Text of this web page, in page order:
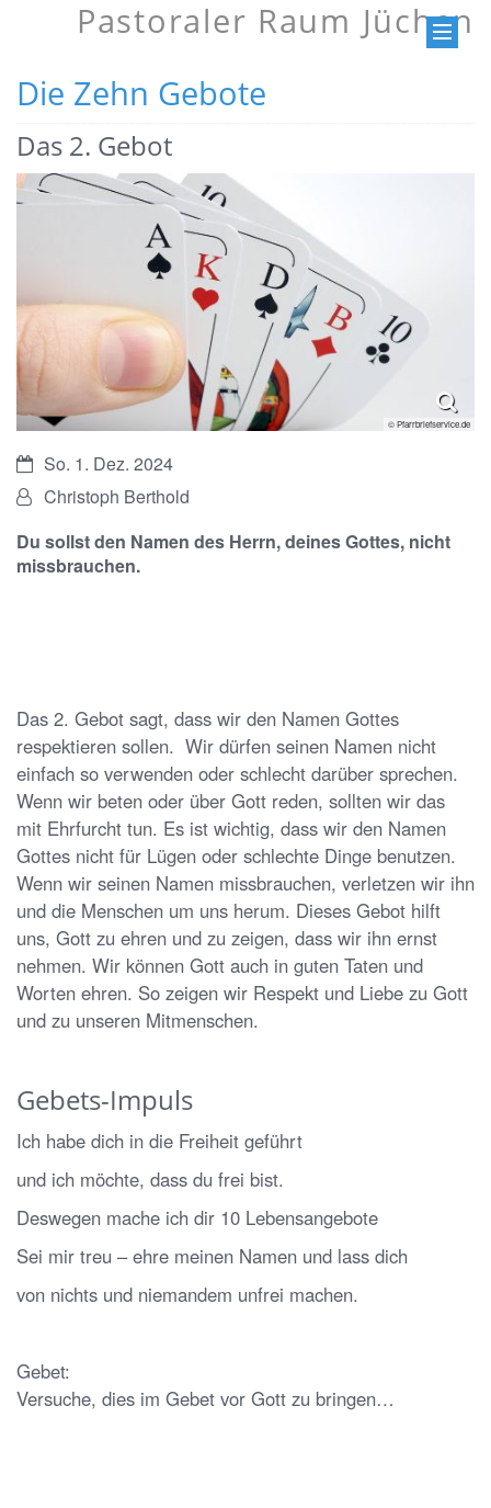
Pastoraler Raum Jüchen
Die Zehn Gebote
Das 2. Gebot
© Pfarrbriefservice.de
Datum:So. 1. Dez. 2024
Von:Christoph Berthold
Du sollst den Namen des Herrn, deines Gottes, nicht
missbrauchen.
Das 2. Gebot sagt, dass wir den Namen Gottes
respektieren sollen. Wir dürfen seinen Namen nicht
einfach so verwenden oder schlecht darüber sprechen.
Wenn wir beten oder über Gott reden, sollten wir das
mit Ehrfurcht tun. Es ist wichtig, dass wir den Namen
Gottes nicht für Lügen oder schlechte Dinge benutzen.
Wenn wir seinen Namen missbrauchen, verletzen wir ihn
und die Menschen um uns herum. Dieses Gebot hilft
uns, Gott zu ehren und zu zeigen, dass wir ihn ernst
nehmen. Wir können Gott auch in guten Taten und
Worten ehren. So zeigen wir Respekt und Liebe zu Gott
und zu unseren Mitmenschen.
Gebets-Impuls
Ich habe dich in die Freiheit geführt
und ich möchte, dass du frei bist.
Deswegen mache ich dir 10 Lebensangebote
Sei mir treu – ehre meinen Namen und lass dich
von nichts und niemandem unfrei machen.
Gebet:
Versuche, dies im Gebet vor Gott zu bringen…